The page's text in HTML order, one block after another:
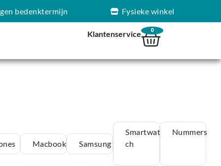
bedenktermijn Fysieke winkel
Klantenservice 0
Macbook Samsung
Smartwat
ch
Nummers